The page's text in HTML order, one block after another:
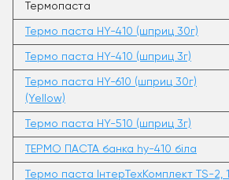
Термопаста
Термо паста HY-410 (шприц 30г)
Термо паста HY-410 (шприц 3г)
Термо паста HY-610 (шприц 30г)
(Yellow)
Термо паста HY-510 (шприц 3г)
ТЕРМО ПАСТА банка hy-410 біла
Термо паста ІнтерТехКомплект TS-2, 1